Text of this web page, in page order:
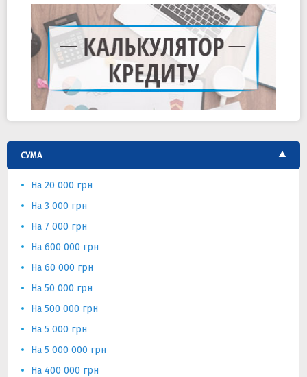
СУМА
На 20 000 грн
На 3 000 грн
На 7 000 грн
На 600 000 грн
На 60 000 грн
На 50 000 грн
На 500 000 грн
На 5 000 грн
На 5 000 000 грн
На 400 000 грн